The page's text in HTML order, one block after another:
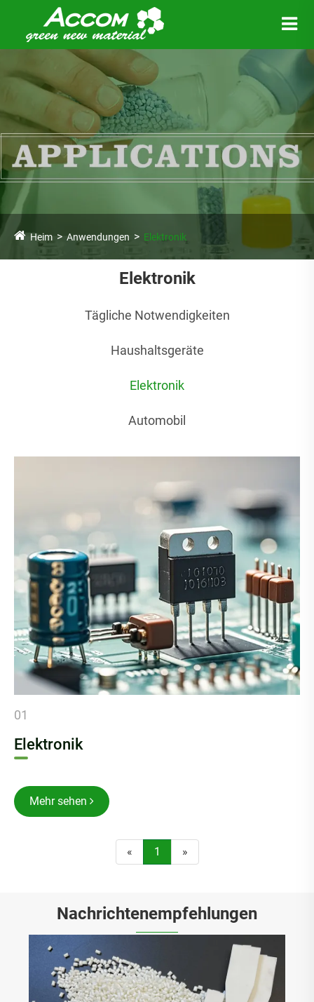
Heim Anwendungen Elektronik
Elektronik
Tägliche Notwendigkeiten
Haushaltsgeräte
Elektronik
Automobil
01
Elektronik
Mehr sehen
« 1 »
Nachrichtenempfehlungen